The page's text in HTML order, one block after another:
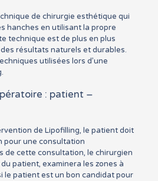
de chirurgie esthétique qui
hanches en utilisant la propre
technique est de plus en plus
résultats naturels et durables.
utilisées lors d’une
: patient –
de Lipofilling, le patient doit
pour une consultation
de cette consultation, le chirurgien
patient, examinera les zones à
le patient est un bon candidat pour